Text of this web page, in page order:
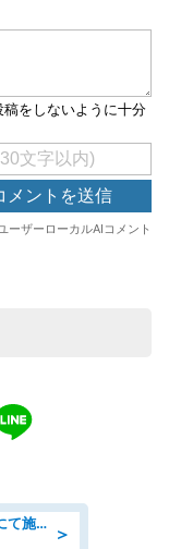
＞
工事・土木施工管理/総合技術商社にて施工管理のお仕事/即日勤務可/車通勤可/工事・土木施工管理/生産・品質管理